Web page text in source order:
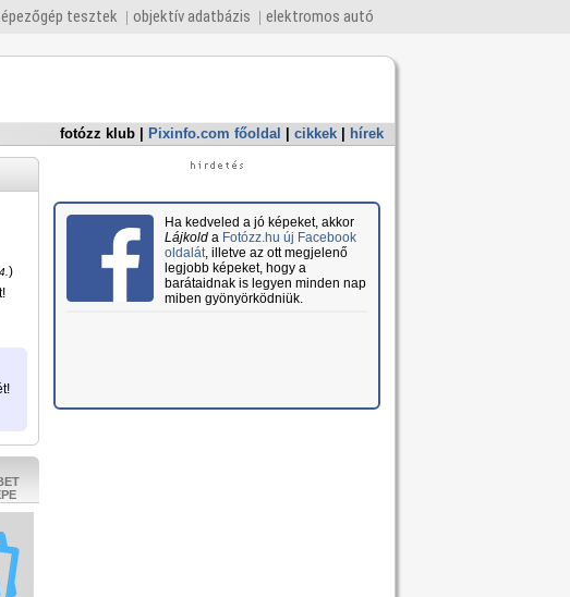
tesztek objektív adatbázis elektromos autó
fotózz klub Pixinfo.com főoldal cikkek hírek
)
Ha kedveled a jó képeket, akkor
Lájkolda Fotózz.hu új Facebook
oldalát, illetve az ott megjelenő
legjobb képeket, hogy a
barátaidnak is legyen minden nap
miben gyönyörködniük.